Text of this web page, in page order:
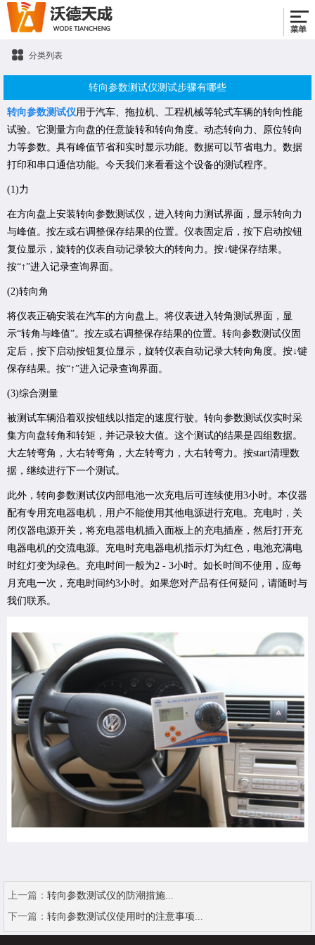
分类列表
转向参数测试仪测试步骤有哪些
转向参数测试仪用于汽车、拖拉机、工程机械等轮式车辆的转向性能
试验。它测量方向盘的任意旋转和转向角度。动态转向力、原位转向
力等参数。具有峰值节省和实时显示功能。数据可以节省电力。数据
打印和串口通信功能。今天我们来看看这个设备的测试程序。
(1)力
在方向盘上安装转向参数测试仪，进入转向力测试界面，显示转向力
与峰值。按左或右调整保存结果的位置。仪表固定后，按下启动按钮
复位显示，旋转的仪表自动记录较大的转向力。按↓键保存结果。
按“↑”进入记录查询界面。
(2)转向角
将仪表正确安装在汽车的方向盘上。将仪表进入转角测试界面，显
示“转角与峰值”。按左或右调整保存结果的位置。转向参数测试仪固
定后，按下启动按钮复位显示，旋转仪表自动记录大转向角度。按↓键
保存结果。按“↑”进入记录查询界面。
(3)综合测量
被测试车辆沿着双按钮线以指定的速度行驶。转向参数测试仪实时采
集方向盘转角和转矩，并记录较大值。这个测试的结果是四组数据。
大左转弯角，大右转弯角，大左转弯力，大右转弯力。按start清理数
据，继续进行下一个测试。
此外，转向参数测试仪内部电池一次充电后可连续使用3小时。本仪器
配有专用充电器电机，用户不能使用其他电源进行充电。充电时，关
闭仪器电源开关，将充电器电机插入面板上的充电插座，然后打开充
电器电机的交流电源。充电时充电器电机指示灯为红色，电池充满电
时红灯变为绿色。充电时间一般为2 - 3小时。如长时间不使用，应每
月充电一次，充电时间约3小时。如果您对产品有任何疑问，请随时与
我们联系。
上一篇： 转向参数测试仪的防潮措施...
下一篇： 转向参数测试仪使用时的注意事项...